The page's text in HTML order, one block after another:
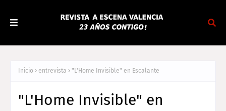
Inicio entrevista "L'Home Invisible" en Escalante
"L'Home Invisible" en